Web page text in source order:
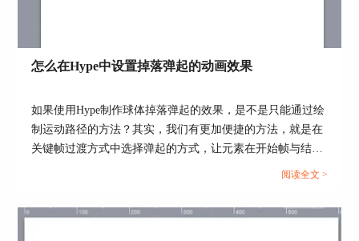
第五步：选中“十字形”组，然后继续保持Hype
的“录制”动画状态，录制一个从00:01:20到
上页”这个灰色矩形，录制从00:01:00到00:01:23，
不透明度从100到0的动画，这样就完成了十字形信
封向上翻转并逐渐消失的动画效果。
此时整个项目的动画时间线如下图4所示，通过录
的动态效果，大家是不是感觉很神奇呢？
怎么在Hype中设置掉落弹起的动画效果
如果使用Hype制作球体掉落弹起的效果，是不是只能通过绘
制运动路径的方法？其实，我们有更加便捷的方法，就是在
关键帧过渡方式中选择弹起的方式，让元素在开始帧与结束
阅读全文 >